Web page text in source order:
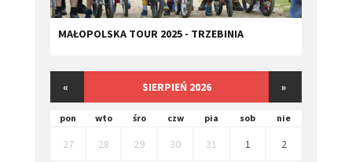
MAŁOPOLSKA TOUR 2025 - TRZEBINIA
« SIERPIEŃ 2026 »
pon wto śro czw pia sob nie
27 28 29 30 31 1 2